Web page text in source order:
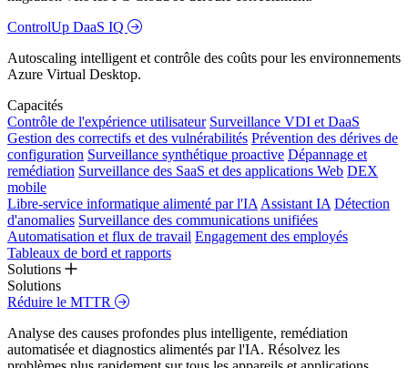
ControlUp DaaS IQ
Autoscaling intelligent et contrôle des coûts pour les environnements
Azure Virtual Desktop.
Capacités
Contrôle de l'expérience utilisateur Surveillance VDI et DaaS
Gestion des correctifs et des vulnérabilités Prévention des dérives de
configuration Surveillance synthétique proactive Dépannage et
remédiation Surveillance des SaaS et des applications Web DEX
mobile
Libre-service informatique alimenté par l'IA Assistant IA Détection
d'anomalies Surveillance des communications unifiées
Automatisation et flux de travail Engagement des employés
Tableaux de bord et rapports
Solutions
Solutions
Réduire le MTTR
Analyse des causes profondes plus intelligente, remédiation
automatisée et diagnostics alimentés par l'IA. Résolvez les